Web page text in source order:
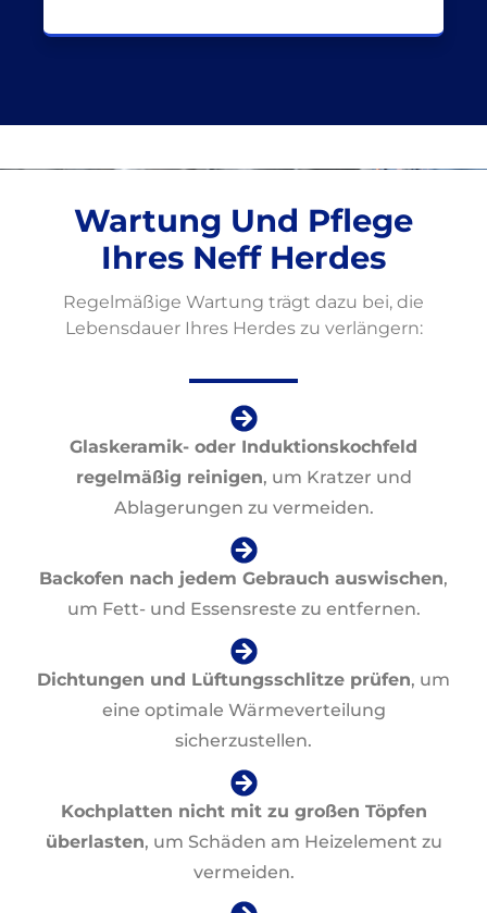
Wartung Und Pflege
Ihres Neff Herdes
Regelmäßige Wartung trägt dazu bei, die
Lebensdauer Ihres Herdes zu verlängern:
Glaskeramik- oder Induktionskochfeld
regelmäßig reinigen, um Kratzer und
Ablagerungen zu vermeiden.
Backofen nach jedem Gebrauch auswischen,
um Fett- und Essensreste zu entfernen.
Dichtungen und Lüftungsschlitze prüfen, um
eine optimale Wärmeverteilung
sicherzustellen.
Kochplatten nicht mit zu großen Töpfen
überlasten, um Schäden am Heizelement zu
vermeiden.